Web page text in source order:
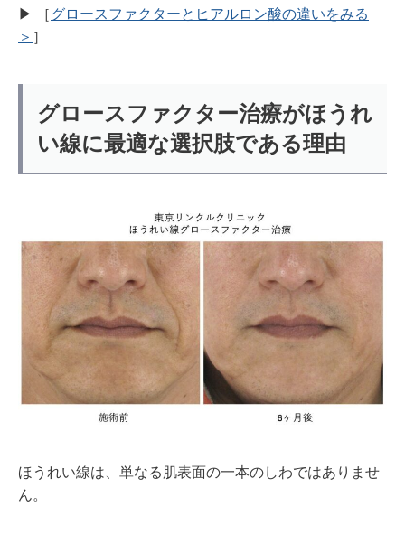
▶︎ ［グロースファクターとヒアルロン酸の違いをみる
＞ ］
グロースファクター治療がほうれ
い線に最適な選択肢である理由
ほうれい線は、単なる肌表面の一本のしわではありませ
ん。